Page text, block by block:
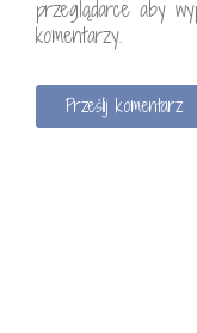
przeglądarce aby
komentarzy.